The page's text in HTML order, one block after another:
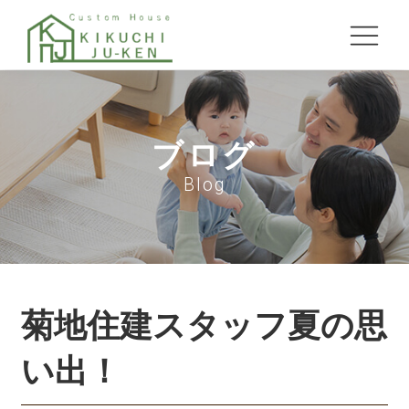
ブログ
Blog
菊地住建スタッフ夏の思
い出！